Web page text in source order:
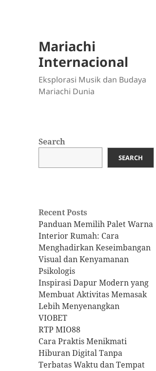
Mariachi
Internacional
Eksplorasi Musik dan Budaya
Mariachi Dunia
Search
SEARCH
Recent Posts
Panduan Memilih Palet Warna
Interior Rumah: Cara
Menghadirkan Keseimbangan
Visual dan Kenyamanan
Psikologis
Inspirasi Dapur Modern yang
Membuat Aktivitas Memasak
Lebih Menyenangkan
VIOBET
RTP MIO88
Cara Praktis Menikmati
Hiburan Digital Tanpa
Terbatas Waktu dan Tempat